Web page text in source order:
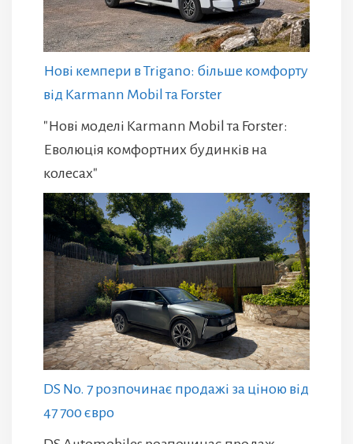
Нові кемпери в Trigano: більше комфорту
від Karmann Mobil та Forster
"Нові моделі Karmann Mobil та Forster:
Еволюція комфортних будинків на
колесах"
DS No. 7 розпочинає продажі за ціною від
47 700 євро